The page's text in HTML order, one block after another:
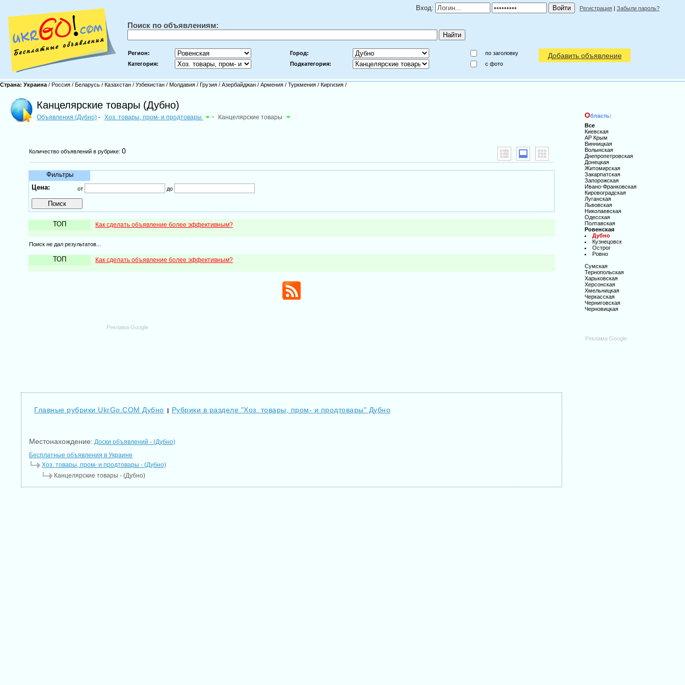
Вход: Регистрация | Забыли пароль?
Поиск по объявлениям:
Регион: Город:
по заголовку
Категория:
Подкатегория: c фото
Добавить объявление
Страна: Украина / Россия / Беларусь / Казахстан / Узбекистан / Молдавия / Грузия / Азербайджан / Армения / Туркмения / Киргизия /
Канцелярские товары (Дубно)
Объявления (Дубно) - Хоз. товары, пром- и продтовары - Канцелярские товары
Количество объявлений в рубрике:0
Фильтры
Цена:
от до
ТОП Как сделать объявление более эффективным?
Поиск не дал результатов...
ТОП Как сделать объявление более эффективным?
Реклама Google
Главные рубрики UkrGo.COM Дубно | Рубрики в разделе "Хоз. товары, пром- и продтовары" Дубно
Местонахождение: Доски объявлений - (Дубно)
Бесплатные объявления в Украине
Хоз. товары, пром- и продтовары - (Дубно)
Канцелярские товары - (Дубно)
Область:
Все
Киевская
АР Крым
Винницкая
Волынская
Днепропетровская
Донецкая
Житомирская
Закарпатская
Запорожская
Ивано-Франковская
Кировоградская
Луганская
Львовская
Николаевская
Одесская
Полтавская
Ровенская
Дубно
Кузнецовск
Острог
Ровно
Сумская
Тернопольская
Харьковская
Херсонская
Хмельницкая
Черкасская
Черниговская
Черновицкая
Реклама Google